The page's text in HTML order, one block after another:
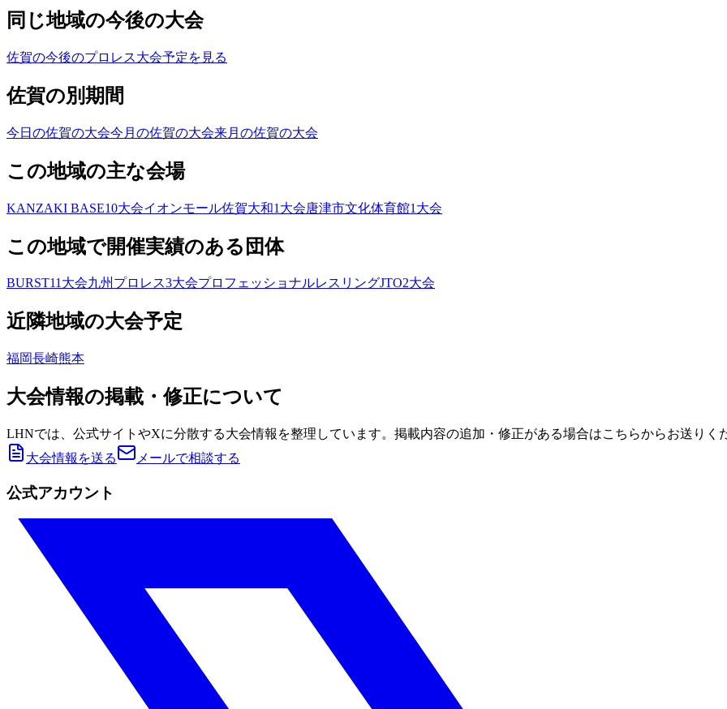
同じ地域の今後の大会
佐賀の今後のプロレス大会予定を見る
佐賀の別期間
今日の佐賀の大会今月の佐賀の大会来月の佐賀の大会
この地域の主な会場
KANZAKI BASE10大会イオンモール佐賀大和1 大会唐津市文化体育館1 大会
この地域で開催実績のある団体
BURST11大会九州プロレス3大会プロフェッショナルレスリングJTO2大会
近隣地域の大会予定
福岡長崎熊本
大会情報の掲載・修正について
LHNでは、公式サイトやXに分散する大会情報を整理しています。掲載内容の追加・修正がある場合はこちらからお送りく
大会情報を送る
メールで相談する
公式アカウント